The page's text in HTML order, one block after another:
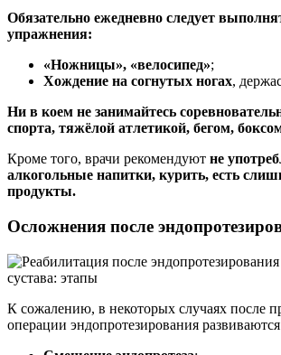
Обязательно ежедневно следует
упражнения:
«Ножницы», «велосипед»;
Хождение на согнутых ногах,
Ни в коем не занимайтесь
спорта, тяжёлой атлетикой, бегом,
Кроме того, врачи рекомендуют не
алкогольные напитки, курить, есть
продукты.
Осложнения после
К сожалению, в некоторых случаях после
операции эндопротезирования